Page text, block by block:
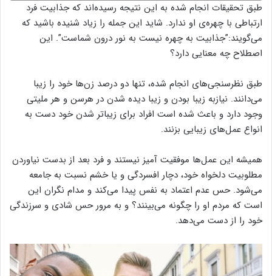
طبق تحقیقات انجام شده به این نتیجه رسیده‌اند که جذابیت فرد
ارتباطی با چهره‌ی او ندارد. شاید این جمله را زیاد شنیده باشید که
می‌گویند:”جذابیت به چهره نیست‌ به نور درون شماست”. این
اصطلاح چه معنایی دارد؟
طبق نظرسنجی‌های انجام شده، تنها دو درصد زن‌ها خود را زیبا
می‌دانند. نیازبه زیبا بودن و زیبا دیده‌ شدن در هرسن و هر ملیتی
وجود دارد و باعث شده است افراد برای زیباتر شدن خود دست به
انواع عمل‌های زیبایی بزنند.
همیشه این عمل‌ها موفقیت آمیز نیستند و فرد بعد از بدست نیاوردن
مطلوبیت دلخواه خود، دچار افسردگی و یا خشم نسبت به جامعه
می‌شود. حس عدم اعتماد به نفس پیدا می‌کند و مدام نگران این
است که مردم او را چگونه می‌بینند؟ و به مرور حس شادی و سرزندگی
خود را از دست می‌دهد.